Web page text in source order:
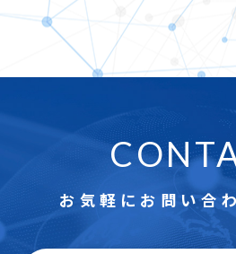
お気軽にお問い合